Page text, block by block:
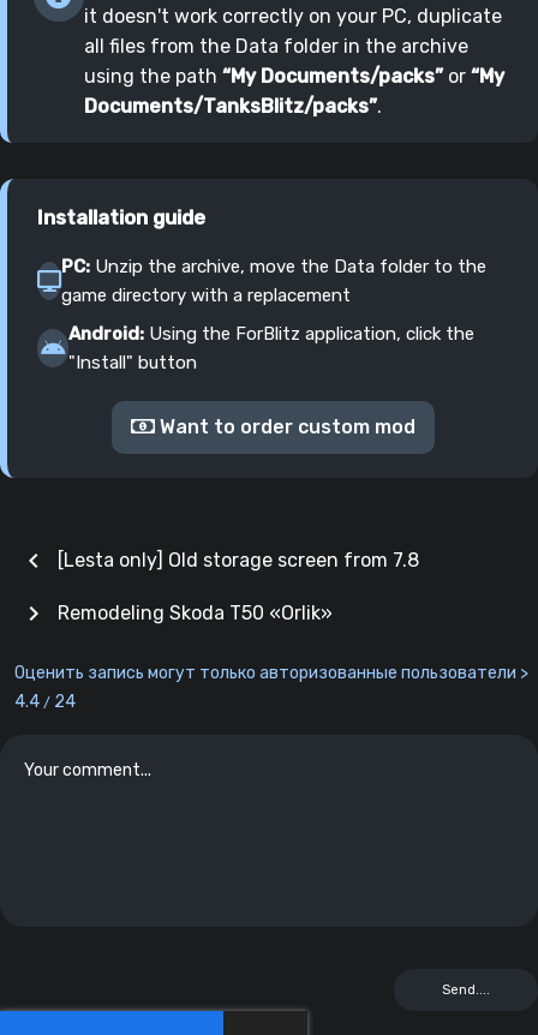
it doesn't work correctly on your PC, duplicate
all files from the Data folder in the archive
using the path “My Documents/packs” or “My
Documents/TanksBlitz/packs”.
Installation guide
PC: Unzip the archive, move the Data folder to the
game directory with a replacement
Android: Using the ForBlitz application, click the
"Install" button
Want to order custom mod
chevron_left [Lesta only] Old storage screen from 7.8
Remodeling Skoda T50 «Orlik»
chevron_right
Оценить запись могут только авторизованные пользователи >
4.4 / 24